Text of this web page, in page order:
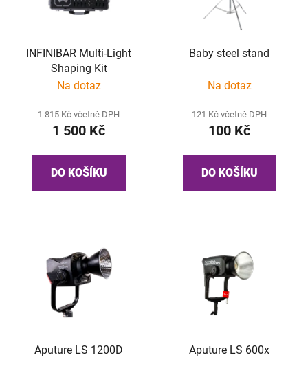
INFINIBAR Multi-Light
Shaping Kit
Na dotaz
1 815 Kč včetně DPH
1 500 Kč
DO KOŠÍKU
Baby steel stand
Na dotaz
121 Kč včetně DPH
100 Kč
DO KOŠÍKU
Aputure LS 1200D Aputure LS 600x